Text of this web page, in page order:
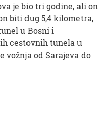
je bio tri godine, ali on
biti dug 5,4 kilometra,
u Bosni i
cestovnih tunela u
vožnja od Sarajeva do